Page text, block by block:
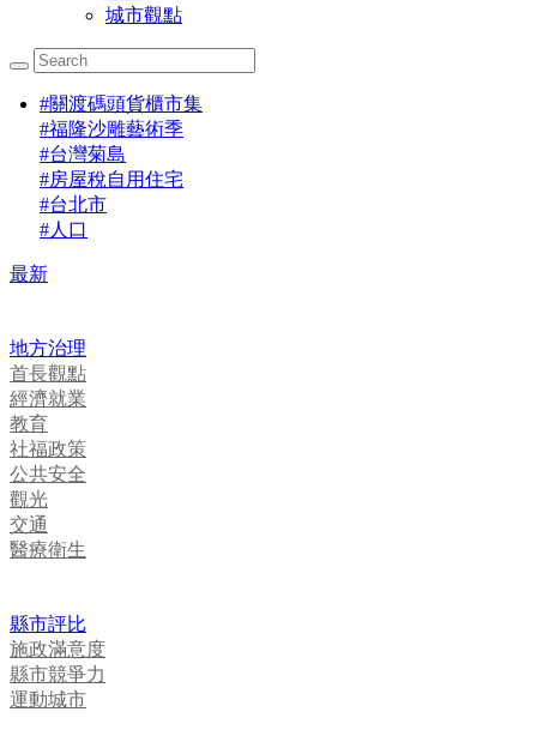
城市觀點
#關渡碼頭貨櫃市集
#福隆沙雕藝術季
#台灣菊島
#房屋稅自用住宅
#台北市
#人口
最新
地方治理
首長觀點
經濟就業
教育
社福政策
公共安全
觀光
交通
醫療衛生
縣市評比
施政滿意度
縣市競爭力
運動城市